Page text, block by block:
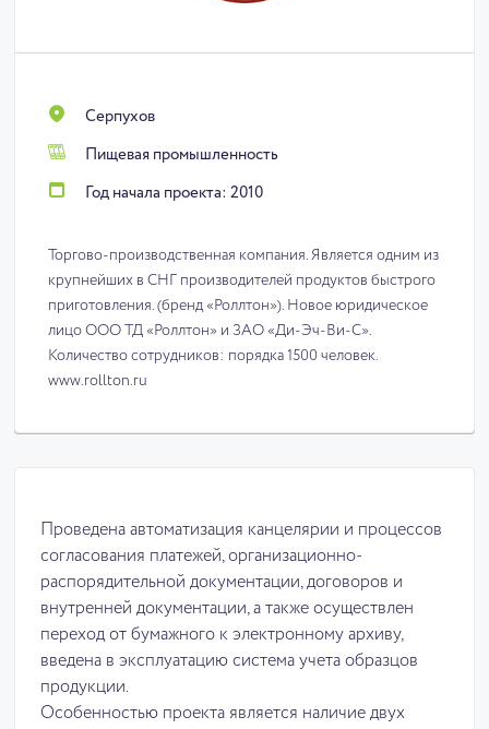
Серпухов
Пищевая промышленность
Год начала проекта: 2010
Торгово-производственная компания. Является одним из
крупнейших в СНГ производителей продуктов быстрого
приготовления. (бренд «Роллтон»). Новое юридическое
лицо ООО ТД «Роллтон» и ЗАО «Ди-Эч-Ви-С».
Количество сотрудников: порядка 1500 человек.
www.rollton.ru
Проведена автоматизация канцелярии и процессов
согласования платежей, организационно-
распорядительной документации, договоров и
внутренней документации, а также осуществлен
переход от бумажного к электронному архиву,
введена в эксплуатацию система учета образцов
продукции.
Особенностью проекта является наличие двух